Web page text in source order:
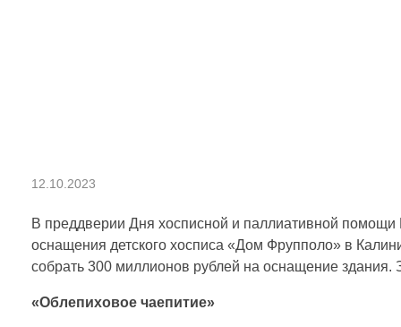
1
4
о
12.10.2023
В преддверии Дня хосписной и паллиативной помощи
оснащения детского хосписа «Дом Фрупполо» в
собрать 300 миллионов рублей на оснащение здания.
«Облепиховое чаепитие»